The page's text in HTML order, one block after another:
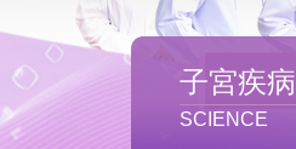
私密處整形
子宮疾病
SCIENCE